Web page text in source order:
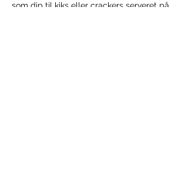
som dip til kiks eller crackers serveret på